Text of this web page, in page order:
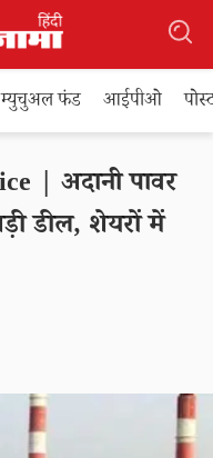
म्युचुअल फंड आईपीओ
| अदानी पावर
डील, शेयरों में